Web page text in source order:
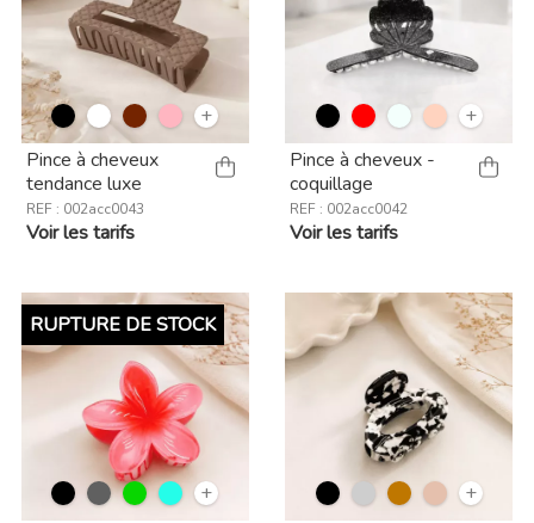
+
Pince à cheveux
tendance luxe
REF : 002acc0043
Voir les tarifs
+
Pince à cheveux -
coquillage
REF : 002acc0042
Voir les tarifs
+
RUPTURE DE STOCK
+